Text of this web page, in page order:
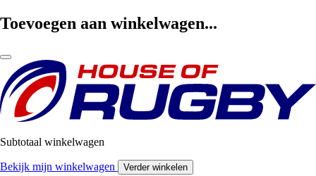
Toevoegen aan winkelwagen...
Subtotaal winkelwagen
Bekijk mijn winkelwagen Verder winkelen